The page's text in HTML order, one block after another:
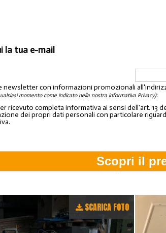
la tua e-mail
newsletter con informazioni promozionali
momento come indicato nella nostra informativa Privacy):
ricevuto completa informativa ai sensi dell'art. 13
dei propri dati personali con particolare
SCARICA FOTO